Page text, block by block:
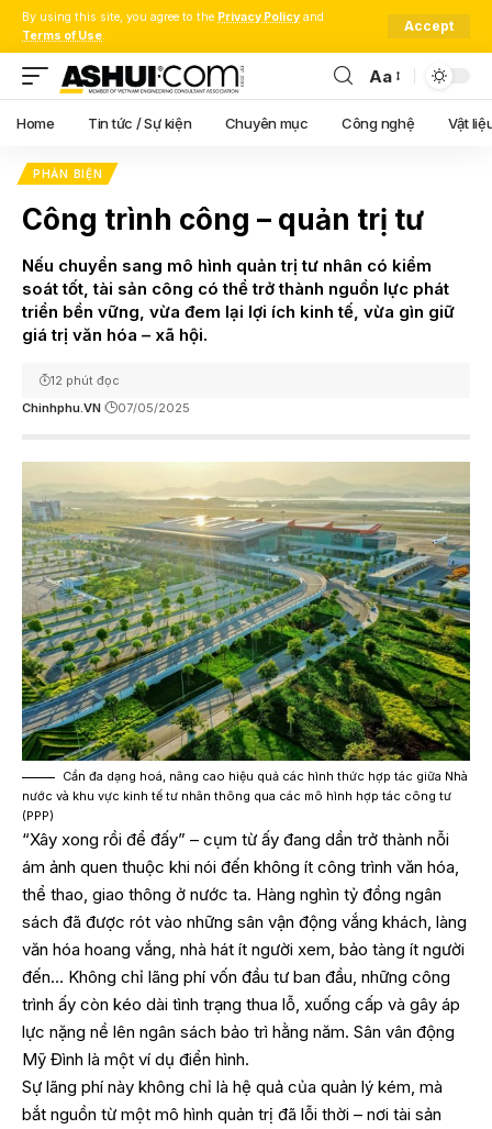
By using this site, you agree to the Privacy Policy and
Terms of Use.
Accept
Font
Resizer
Aa
Home Tin tức / Sự kiện Chuyên mục Công nghệ Vật
PHẢN BIỆN
Công trình công – quản trị tư
Nếu chuyển sang mô hình quản trị tư nhân có kiểm
soát tốt, tài sản công có thể trở thành nguồn lực phát
triển bền vững, vừa đem lại lợi ích kinh tế, vừa gìn giữ
giá trị văn hóa – xã hội.
Chinhphu.VN 07/05/2025
12 phút đọc
Cần đa dạng hoá, nâng cao hiệu quả các hình thức hợp tác giữa Nhà
nước và khu vực kinh tế tư nhân thông qua các mô hình hợp tác công tư
(PPP)
“Xây xong rồi để đấy” – cụm từ ấy đang dần trở thành nỗi
ám ảnh quen thuộc khi nói đến không ít công trình văn hóa,
thể thao, giao thông ở nước ta. Hàng nghìn tỷ đồng ngân
sách đã được rót vào những sân vận động vắng khách, làng
văn hóa hoang vắng, nhà hát ít người xem, bảo tàng ít người
đến… Không chỉ lãng phí vốn đầu tư ban đầu, những công
trình ấy còn kéo dài tình trạng thua lỗ, xuống cấp và gây áp
lực nặng nề lên ngân sách bảo trì hằng năm. Sân vân động
Mỹ Đình là một ví dụ điển hình.
Sự lãng phí này không chỉ là hệ quả của quản lý kém, mà
bắt nguồn từ một mô hình quản trị đã lỗi thời – nơi tài sản